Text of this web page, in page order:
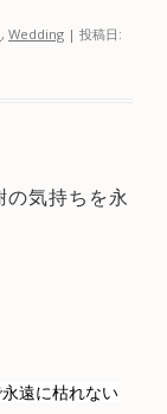
, Wedding | 投稿日:
気持ちを永
遠に枯れない